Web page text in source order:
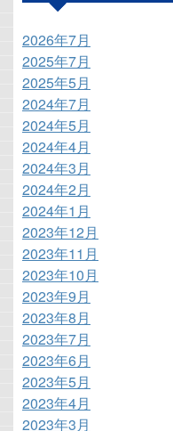
2026年7月
2025年7月
2025年5月
2024年7月
2024年5月
2024年4月
2024年3月
2024年2月
2024年1月
2023年12月
2023年11月
2023年10月
2023年9月
2023年8月
2023年7月
2023年6月
2023年5月
2023年4月
2023年3月